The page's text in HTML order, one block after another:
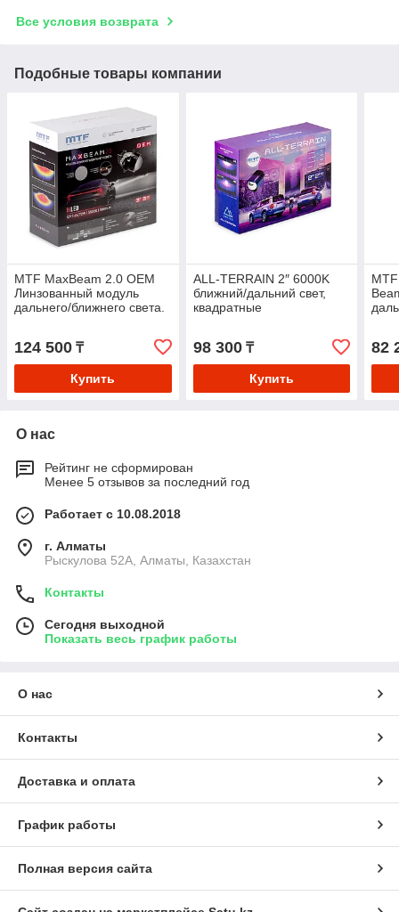
Все условия возврата
Подобные товары компании
MTF MaxBeam 2.0 OEM
Линзованный модуль
дальнего/ближнего света.
124 500 ₸
Купить
ALL-TERRAIN 2″ 6000K
ближний/дальний свет,
квадратные
98 300₸
Купить
82
О нас
Рейтинг не сформирован
Менее 5 отзывов за последний год
Работает с 10.08.2018
г. Алматы
Рыскулова 52А, Алматы, Казахстан
Контакты
Сегодня выходной
Показать весь график работы
О нас
Контакты
Доставка и оплата
График работы
Полная версия сайта